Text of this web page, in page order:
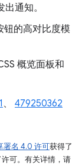
通知。
钮的高对比度模
概览面板和
、 479250362
署名 4.0 许可获得了
可。有关详情，请